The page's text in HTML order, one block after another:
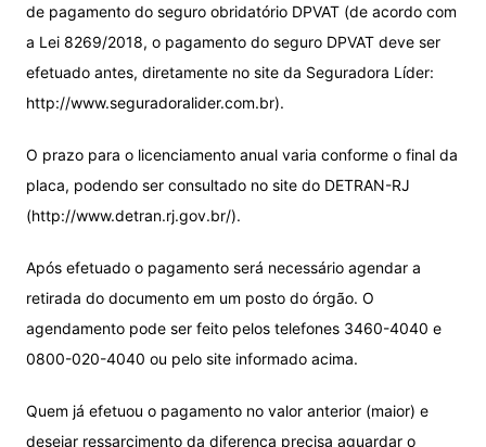
de pagamento do seguro obridatório DPVAT (de acordo com
a Lei 8269/2018, o pagamento do seguro DPVAT deve ser
efetuado antes, diretamente no site da Seguradora Líder:
http://www.seguradoralider.com.br).
O prazo para o licenciamento anual varia conforme o final da
placa, podendo ser consultado no site do DETRAN-RJ
(http://www.detran.rj.gov.br/).
Após efetuado o pagamento será necessário agendar a
retirada do documento em um posto do órgão. O
agendamento pode ser feito pelos telefones 3460-4040 e
0800-020-4040 ou pelo site informado acima.
Quem já efetuou o pagamento no valor anterior (maior) e
desejar ressarcimento da diferença precisa aguardar o